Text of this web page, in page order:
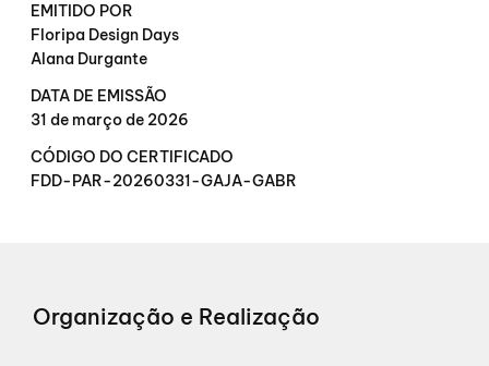
DATA DE EMISSÃO
31 de março de 2026
EMITIDO POR
Floripa Design Days
Alana Durgante
CÓDIGO DO CERTIFICADO
FDD-PAR-20260331-GAJA-GABR
Organização e Realização